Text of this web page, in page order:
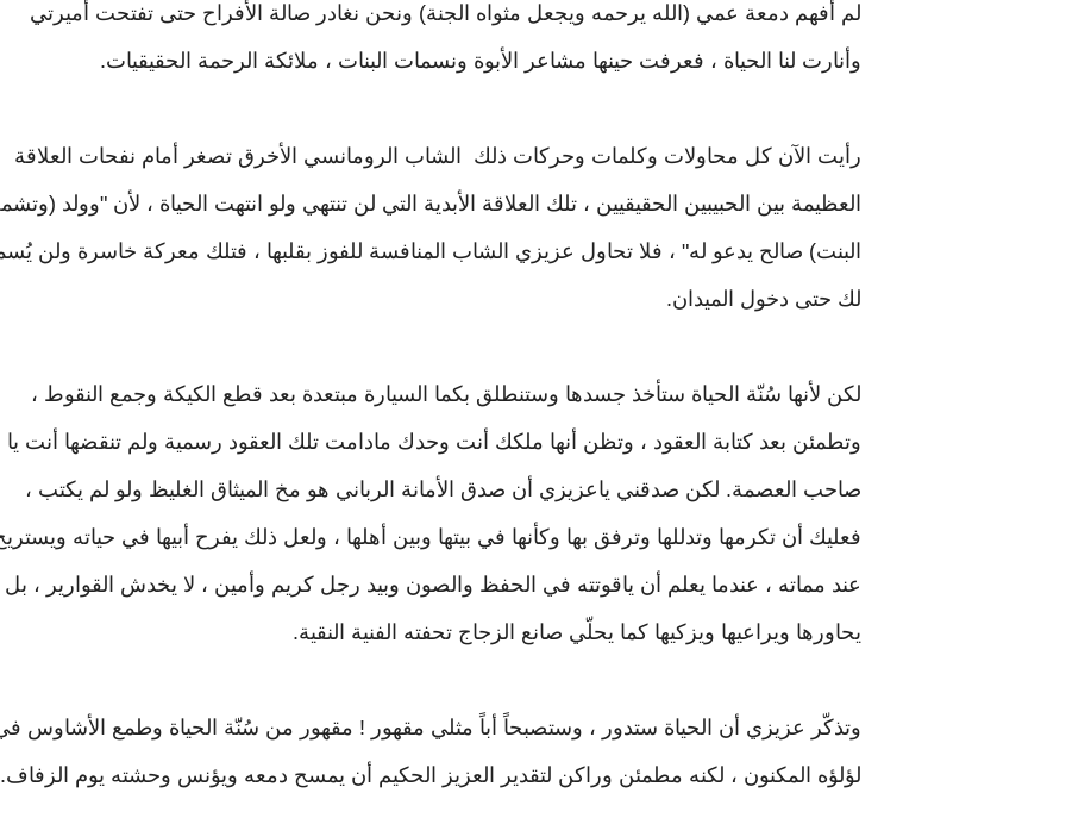
لم أفهم دمعة عمي (الله يرحمه ويجعل مثواه الجنة) ونحن نغادر صالة الأفراح حتى تفتحت أميرتي
وأنارت لنا الحياة ، فعرفت حينها مشاعر الأبوة ونسمات البنات ، ملائكة الرحمة الحقيقيات.
رأيت الآن كل محاولات وكلمات وحركات ذلك الشاب الرومانسي الأخرق تصغر أمام نفحات العلاقة
العظيمة بين الحبيبين الحقيقيين ، تلك العلاقة الأبدية التي لن تنتهي ولو انتهت الحياة ، لأن "وولد
البنت) صالح يدعو له" ، فلا تحاول عزيزي الشاب المنافسة للفوز بقلبها ، فتلك معركة خاسرة ولن
لك حتى دخول الميدان.
لكن لأنها سُنّة الحياة ستأخذ جسدها وستنطلق بكما السيارة مبتعدة بعد قطع الكيكة وجمع النقوط ،
وتطمئن بعد كتابة العقود ، وتظن أنها ملكك أنت وحدك مادامت تلك العقود رسمية ولم تنقضها أنت يا
صاحب العصمة. لكن صدقني ياعزيزي أن صدق الأمانة الرباني هو مخ الميثاق الغليظ ولو لم يكتب ،
فعليك أن تكرمها وتدللها وترفق بها وكأنها في بيتها وبين أهلها ، ولعل ذلك يفرح أبيها في حياته
عند مماته ، عندما يعلم أن ياقوتته في الحفظ والصون وبيد رجل كريم وأمين ، لا يخدش القوارير ، بل
يحاورها ويراعيها ويزكيها كما يحلّي صانع الزجاج تحفته الفنية النقية.
وتذكّر عزيزي أن الحياة ستدور ، وستصبحاً أباً مثلي مقهور ! مقهور من سُنّة الحياة وطمع الأشاوس
لؤلؤه المكنون ، لكنه مطمئن وراكن لتقدير العزيز الحكيم أن يمسح دمعه ويؤنس وحشته يوم الزفاف.